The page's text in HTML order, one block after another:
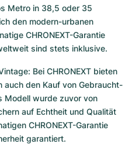
Metro in 38,5 oder 35
den modern-urbanen
CHRONEXT-Garantie
sind stets inklusive.
Bei CHRONEXT bieten
auch den Kauf von Gebraucht-
Modell wurde zuvor von
auf Echtheit und Qualität
CHRONEXT-Garantie
garantiert.